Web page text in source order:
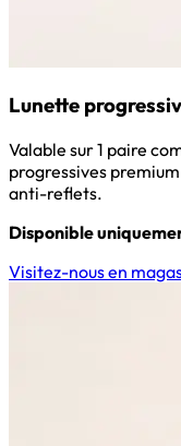
Lunette
Valable sur 1 paire
progressives
anti-reflets.
Disponible
Visitez-nous en